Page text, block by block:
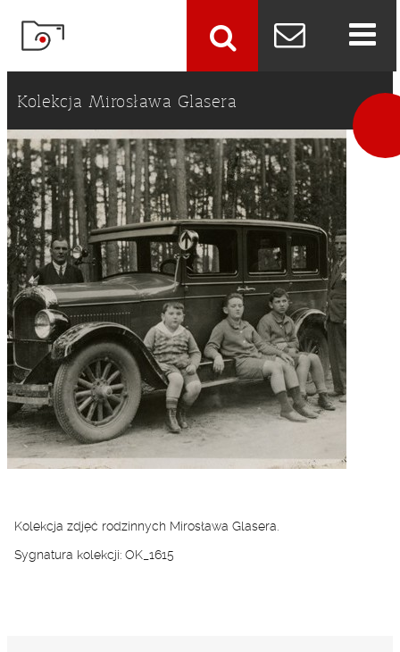
Kolekcja Mirosława Glasera
Kolekcja zdjęć rodzinnych Mirosława Glasera.
Sygnatura kolekcji: OK_1615